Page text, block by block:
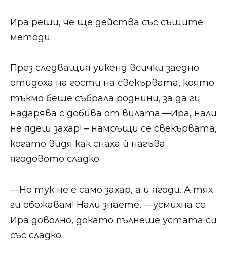
​​Ира реши, че ще действа със същите
методи.​​
​​През следващия уикенд всички заедно
отидоха на гости на свекървата, която
тъкмо беше събрала роднини, за да ги
надарява с добива от вилата.​​​​​—Ира, нали
не ядеш захар! – намръщи се свекървата,
когато видя как снаха ѝ нагъва
ягодовото сладко.​​
​​—Но тук не е само захар, а и ягоди. А тях
ги обожавам! Нали знаете, —усмихна се
Ира доволно, докато пълнеше устата си
със сладко.​​